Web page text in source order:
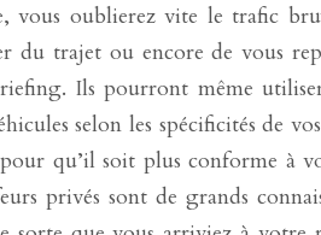
vous oublierez vite le trafic
du trajet ou encore de vous
Ils pourront même
selon les spécificités de
qu’il soit plus conforme à
privés sont de grands